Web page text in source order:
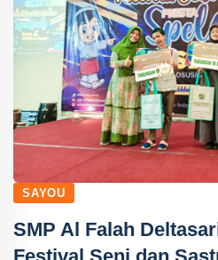
SAYOU
SMP Al Falah